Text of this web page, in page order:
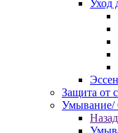
Уход
Защита от
Назад